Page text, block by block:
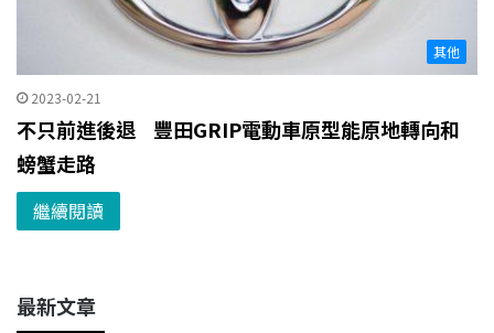
其他
2023-02-21
不只前進後退 豐田GRIP電動車原型能原地轉向和
螃蟹走路
繼續閱讀
最新文章